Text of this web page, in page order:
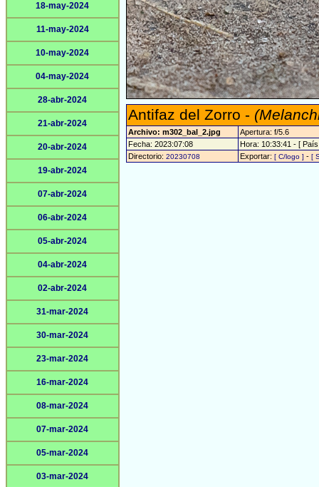
18-may-2024
11-may-2024
10-may-2024
04-may-2024
28-abr-2024
21-abr-2024
20-abr-2024
19-abr-2024
07-abr-2024
06-abr-2024
05-abr-2024
04-abr-2024
02-abr-2024
31-mar-2024
30-mar-2024
23-mar-2024
16-mar-2024
08-mar-2024
07-mar-2024
05-mar-2024
03-mar-2024
Antifaz del Zorro -
Archivo: m302_bal_2.jpg
Apertura: f/5.6
Fecha: 2023:07:08
Hora: 10:33:41 - [
Directorio: 20230708 Exportar: [ C/logo ] - [